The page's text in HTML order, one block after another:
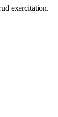
exercitation.